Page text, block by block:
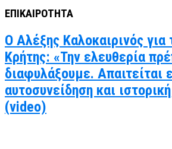
ΕΠΙΚΑΙΡΟΤΗΤΑ
Ο Αλέξης Καλοκαιρινός για
Κρήτης: «Την ελευθερία
διαφυλάξουμε. Απαιτείται
αυτοσυνείδηση και
(video)